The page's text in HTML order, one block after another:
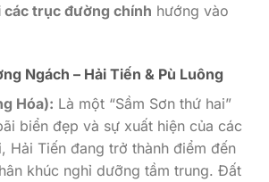
các trục đường chính hướng vào
Ngách – Hải Tiến & Pù Luông
Hóa): Là một “Sầm Sơn thứ hai”
biển đẹp và sự xuất hiện của các
Hải Tiến đang trở thành điểm đến
khúc nghỉ dưỡng tầm trung. Đất